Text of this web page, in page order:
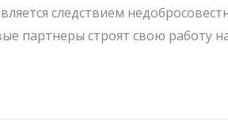
следствием
партнеры строят свою работу